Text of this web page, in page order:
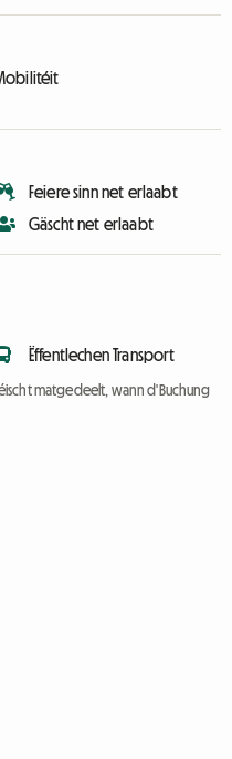
Feiere sinn net erlaabt
Gäscht net erlaabt
Ëffentlechen Transport
matgedeelt, wann d'Buchung